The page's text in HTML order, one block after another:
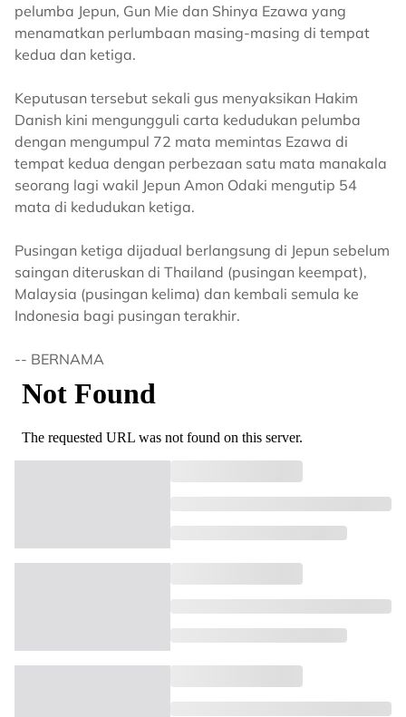
pelumba Jepun, Gun Mie dan Shinya Ezawa yang
menamatkan perlumbaan masing-masing di tempat
kedua dan ketiga.
Keputusan tersebut sekali gus menyaksikan Hakim
Danish kini mengungguli carta kedudukan pelumba
dengan mengumpul 72 mata memintas Ezawa di
tempat kedua dengan perbezaan satu mata manakala
seorang lagi wakil Jepun Amon Odaki mengutip 54
mata di kedudukan ketiga.
Pusingan ketiga dijadual berlangsung di Jepun sebelum
saingan diteruskan di Thailand (pusingan keempat),
Malaysia (pusingan kelima) dan kembali semula ke
Indonesia bagi pusingan terakhir.
-- BERNAMA